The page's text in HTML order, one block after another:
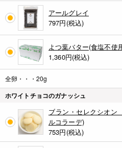
アールグレイ
797円(税込)
よつ葉バター(食塩不使
1,360円(税込)
全卵・・・20g
ホワイトチョコのガナッシュ
ブラン・セレクシオ
ルコラーデ)
753円(税込)